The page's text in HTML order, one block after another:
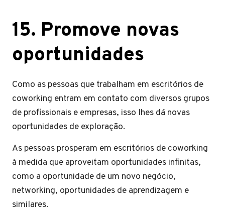
15. Promove novas
oportunidades
Como as pessoas que trabalham em escritórios de
coworking entram em contato com diversos grupos
de profissionais e empresas, isso lhes dá novas
oportunidades de exploração.
As pessoas prosperam em escritórios de coworking
à medida que aproveitam oportunidades infinitas,
como a oportunidade de um novo negócio,
networking, oportunidades de aprendizagem e
similares.